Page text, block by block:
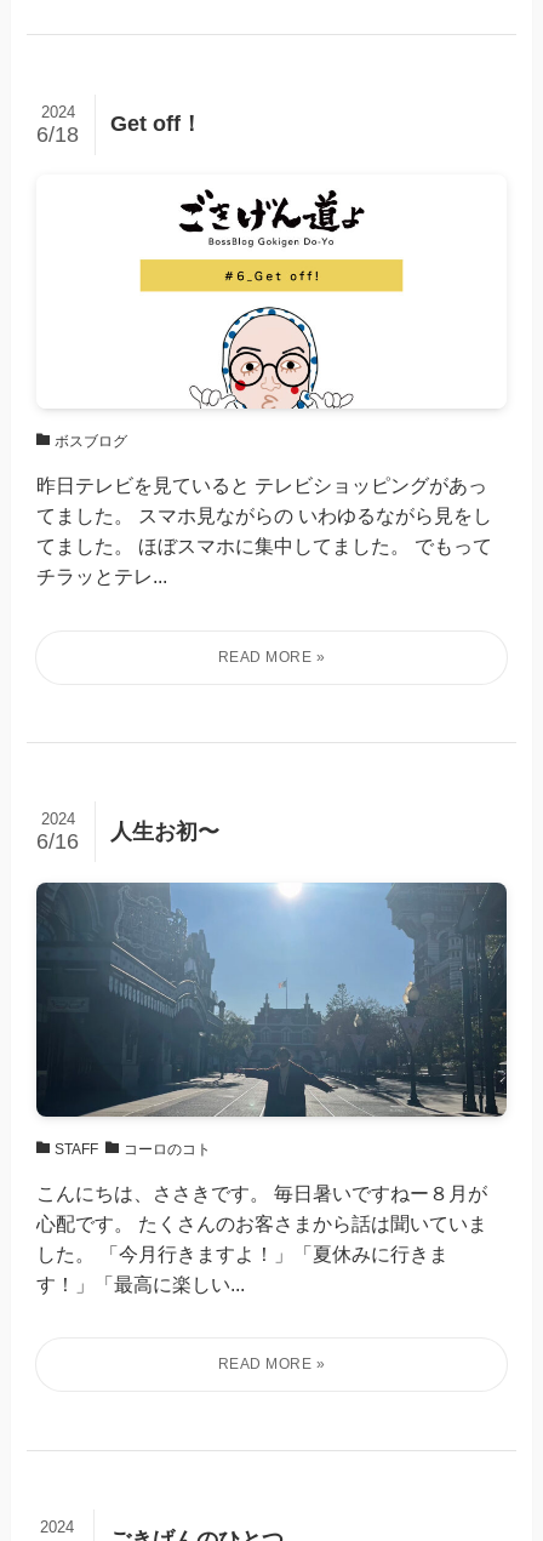
Get off！
2024
6/18
ボスブログ
昨日テレビを見ていると テレビショッピングがあっ
てました。 スマホ見ながらの いわゆるながら見をし
てました。 ほぼスマホに集中してました。 でもって
チラッとテレ...
人生お初〜
2024
6/16
STAFF コーロのコト
こんにちは、ささきです。 毎日暑いですねー８月が
心配です。 たくさんのお客さまから話は聞いていま
した。 「今月行きますよ！」「夏休みに行きま
す！」「最高に楽しい...
2024